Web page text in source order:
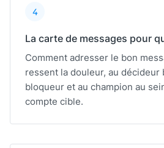
4
La carte de messages pour
Comment adresser le bon
ressent la douleur, au décideur
bloqueur et au champion au
compte cible.